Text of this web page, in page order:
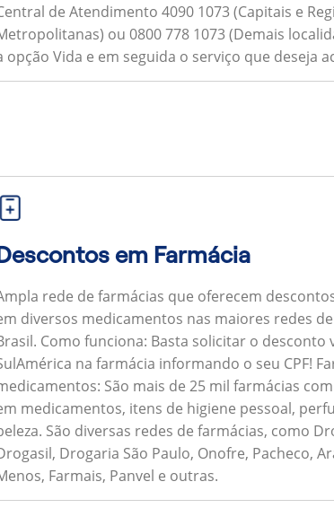
de Atendimento 4090 1073 (Capitais e
ou 0800 778 1073 (Demais
opção Vida e em seguida o serviço que deseja
em Farmácia
rede de farmácias que oferecem
diversos medicamentos nas maiores redes
Como funciona: Basta solicitar o desconto
na farmácia informando o seu CPF!
São mais de 25 mil farmácias
medicamentos, itens de higiene pessoal,
São diversas redes de farmácias, como
Drogaria São Paulo, Onofre, Pacheco,
Farmais, Panvel e outras.